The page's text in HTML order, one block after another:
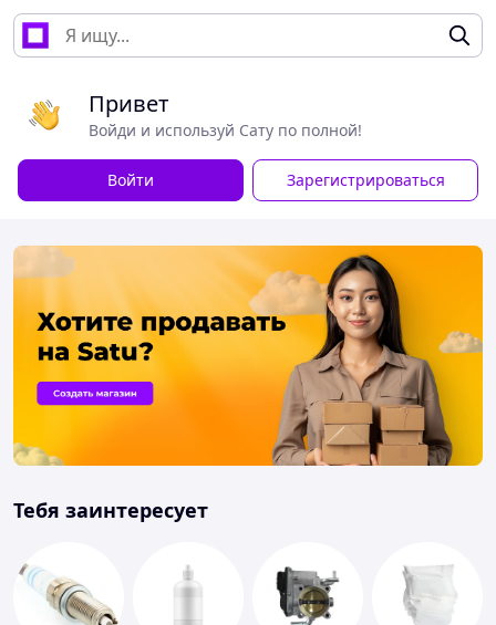
Привет
Войди и используй Сату по полной!
Войти Зарегистрироваться
Тебя заинтересует